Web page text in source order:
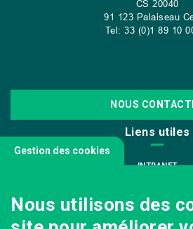
CS 20040
91 123 Palaiseau
Tel: 33 (0)1 89 10
NOUS
Liens utiles
INTRANET
INFODOC
Gestion des cookies
Nous utilisons des